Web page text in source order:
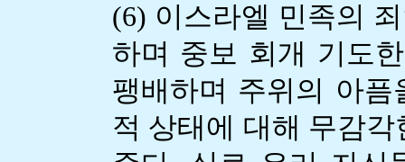
(6) 이스라엘 민족의
하며 중보 회개 기도
팽배하며 주위의 아
적 상태에 대해 무감